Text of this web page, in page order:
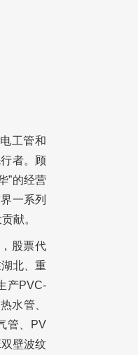
工管和
者。顾
”的经营
一系列
献。
股票代
北、重
产PVC-
水管、
管、PV
壁波纹